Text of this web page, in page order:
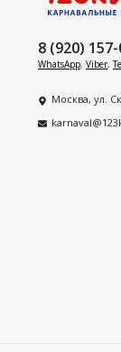
8 (920)
WhatsApp, Viber,
Москва, ул.